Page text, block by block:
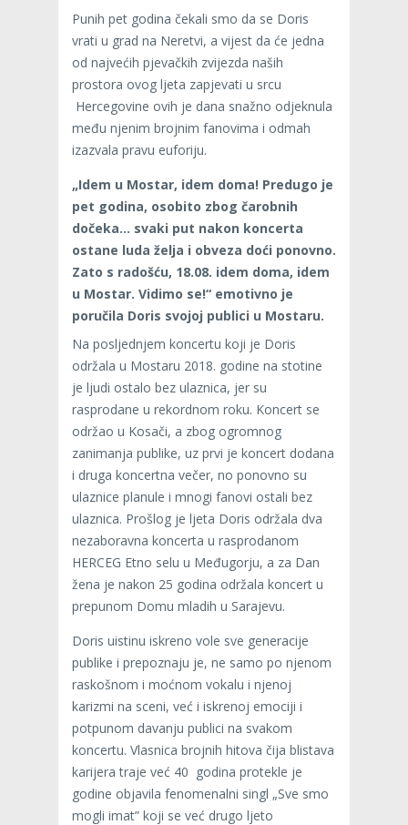
Punih pet godina čekali smo da se Doris
vrati u grad na Neretvi, a vijest da će jedna
od najvećih pjevačkih zvijezda naših
prostora ovog ljeta zapjevati u srcu
Hercegovine ovih je dana snažno odjeknula
među njenim brojnim fanovima i odmah
izazvala pravu euforiju.
„Idem u Mostar, idem doma! Predugo je
pet godina, osobito zbog čarobnih
dočeka… svaki put nakon koncerta
ostane luda želja i obveza doći ponovno.
Zato s radošću, 18.08. idem doma, idem
u Mostar. Vidimo se!“ emotivno je
poručila Doris svojoj publici u Mostaru.
Na posljednjem koncertu koji je Doris
održala u Mostaru 2018. godine na stotine
je ljudi ostalo bez ulaznica, jer su
rasprodane u rekordnom roku. Koncert se
održao u Kosači, a zbog ogromnog
zanimanja publike, uz prvi je koncert dodana
i druga koncertna večer, no ponovno su
ulaznice planule i mnogi fanovi ostali bez
ulaznica. Prošlog je ljeta Doris održala dva
nezaboravna koncerta u rasprodanom
HERCEG Etno selu u Međugorju, a za Dan
žena je nakon 25 godina održala koncert u
prepunom Domu mladih u Sarajevu.
Doris uistinu iskreno vole sve generacije
publike i prepoznaju je, ne samo po njenom
raskošnom i moćnom vokalu i njenoj
karizmi na sceni, već i iskrenoj emociji i
potpunom davanju publici na svakom
koncertu. Vlasnica brojnih hitova čija blistava
karijera traje već 40 godina protekle je
godine objavila fenomenalni singl „Sve smo
mogli imat” koji se već drugo ljeto